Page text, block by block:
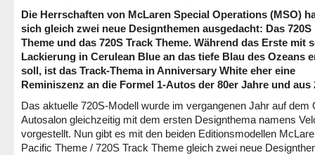
Die Herrschaften von McLaren Special Operations (MSO)
sich gleich zwei neue Designthemen ausgedacht: Das 720S
Theme und das 720S Track Theme. Während das Erste mit
Lackierung in Cerulean Blue an das tiefe Blau des Ozeans
soll, ist das Track-Thema in Anniversary White eher eine
Reminiszenz an die Formel 1-Autos der 80er Jahre und aus
Das aktuelle 720S-Modell wurde im vergangenen Jahr auf dem
Autosalon gleichzeitig mit dem ersten Designthema namens
vorgestellt. Nun gibt es mit den beiden Editionsmodellen
Pacific Theme / 720S Track Theme gleich zwei neue